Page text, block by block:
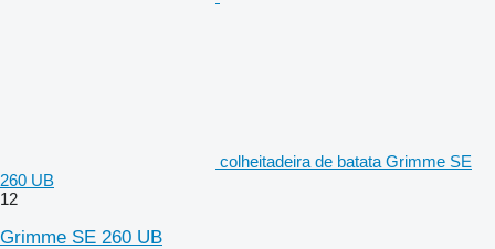
colheitadeira de batata Grimme SE
260 UB
12
Grimme SE 260 UB